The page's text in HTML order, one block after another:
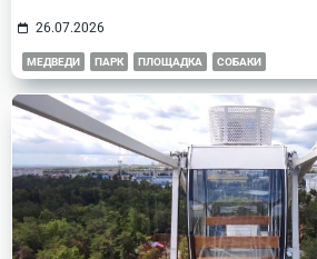
26.07.2026
МЕДВЕДИ ПАРК ПЛОЩАДКА СОБАКИ